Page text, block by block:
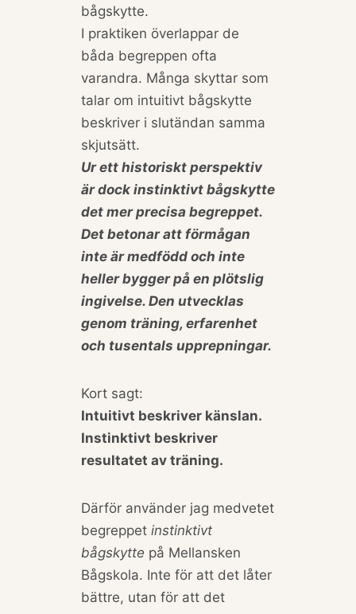
bågskytte.
I praktiken överlappar de
båda begreppen ofta
varandra. Många skyttar som
talar om intuitivt bågskytte
beskriver i slutändan samma
skjutsätt.
Ur ett historiskt perspektiv
är dock instinktivt bågskytte
det mer precisa begreppet.
Det betonar att förmågan
inte är medfödd och inte
heller bygger på en plötslig
ingivelse. Den utvecklas
genom träning, erfarenhet
och tusentals upprepningar.
Kort sagt:
Intuitivt beskriver känslan.
Instinktivt beskriver
resultatet av träning.
Därför använder jag medvetet
begreppet instinktivt
bågskytte på Mellansken
Bågskola. Inte för att det låter
bättre, utan för att det